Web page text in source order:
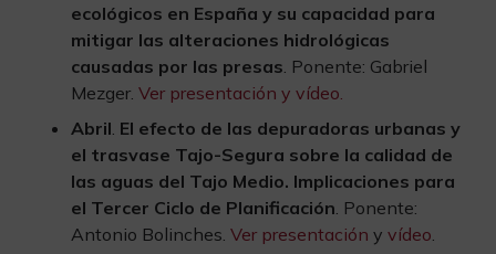
ecológicos en España y su capacidad para
mitigar las alteraciones hidrológicas
causadas por las presas . Ponente: Gabriel
Mezger. Ver presentación y vídeo.
Abril El efecto de las depuradoras urbanas y
el trasvase Tajo-Segura sobre la calidad de
las aguas del Tajo Medio. Implicaciones para
el Tercer Ciclo de Planificación . Ponente:
Antonio Bolinches. Ver presentación y vídeo